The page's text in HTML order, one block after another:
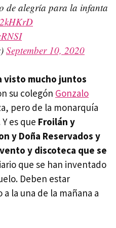
de alegría para la infanta
September 10, 2020
visto mucho juntos
su colegón Gonzalo
pero de la monarquía
es que Froilán y
y Doña Reservados y
y discoteca que se
que se han inventado
Deben estar
la una de la mañana a